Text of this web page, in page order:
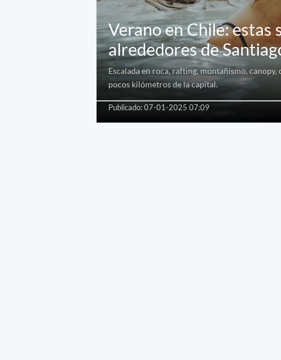
Verano en Chile: estas
alrededores de
Escalada en roca, rafting, montañismo,
pocos kilómetros de la capital.
Publicado: 07-01-2025 07:09